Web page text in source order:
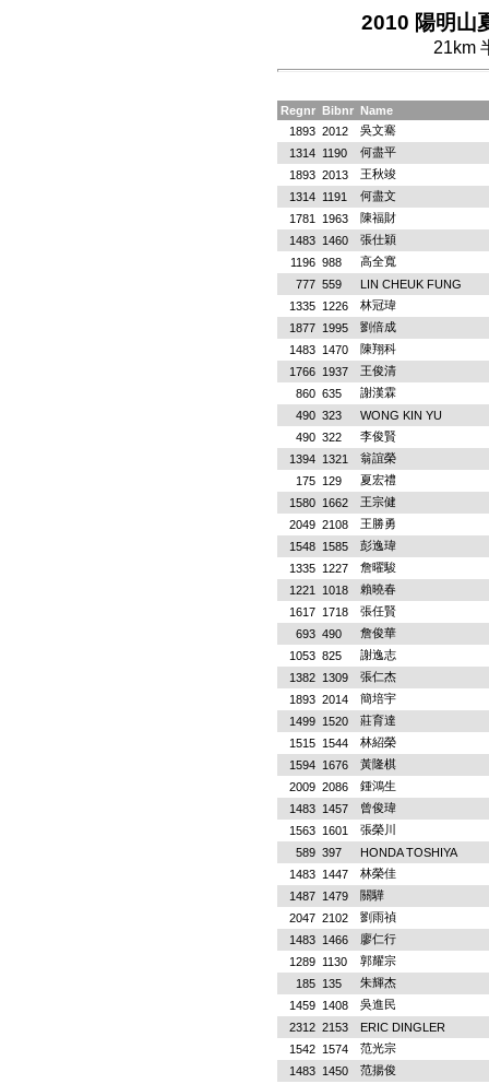
2010 陽明山
21km
Regnr Bibnr Name
1893 2012
吳文騫
1314
1190
何盡平
1893 2013
王秋竣
1314
1191
何盡文
1781
1963
陳福財
1483
1460
張仕穎
1196 988
高全寬
777 559
LIN CHEUK FUNG
1335
1226
林冠瑋
1877
1995
劉倍成
1483
1470
陳翔科
1766
1937
王俊清
860 635
謝漢霖
490 323
WONG KIN YU
490 322
李俊賢
1394
1321
翁誼榮
175
129
夏宏禮
1580
1662
王宗健
2049 2108
王勝勇
1548
1585
彭逸瑋
1335
1227
詹曜駿
1221
1018
賴曉春
1617
1718
張任賢
693 490
詹俊華
1053 825
謝逸志
1382
1309
張仁杰
1893 2014
簡培宇
1499
1520
莊育達
1515
1544
林紹榮
1594
1676
黃隆棋
2009 2086
鍾鴻生
1483
1457
曾俊瑋
1563
1601
張榮川
589 397
HONDA TOSHIYA
1483
1447
林榮佳
1487
1479
關驊
2047 2102
劉雨禎
1483
1466
廖仁行
1289
1130
郭耀宗
185
135
朱輝杰
1459
1408
吳進民
2312 2153
ERIC DINGLER
1542
1574
范光宗
1483
1450
范揚俊